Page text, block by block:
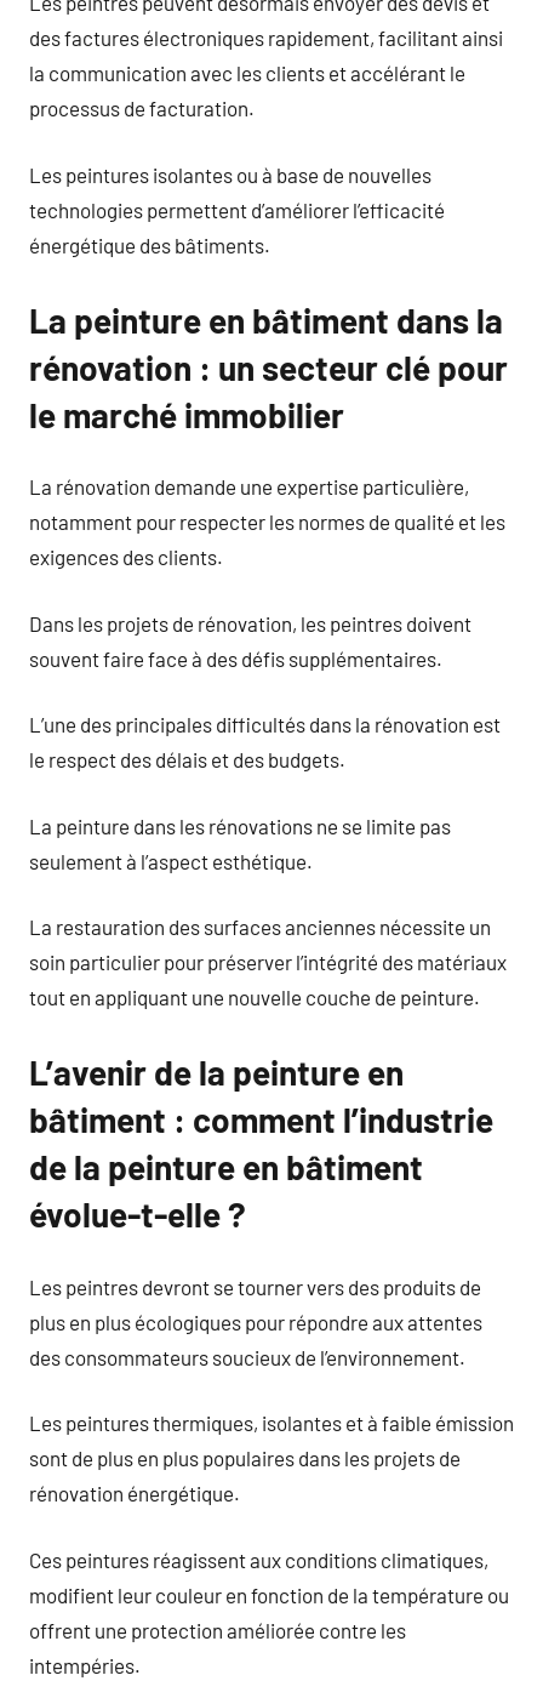
des factures électroniques rapidement, facilitant ainsi
la communication avec les clients et accélérant le
processus de facturation.
Les peintures isolantes ou à base de nouvelles
technologies permettent d’améliorer l’efficacité
énergétique des bâtiments.
La peinture en bâtiment dans la
rénovation : un secteur clé pour
le marché immobilier
La rénovation demande une expertise particulière,
notamment pour respecter les normes de qualité et les
exigences des clients.
Dans les projets de rénovation, les peintres doivent
souvent faire face à des défis supplémentaires.
L’une des principales difficultés dans la rénovation est
le respect des délais et des budgets.
La peinture dans les rénovations ne se limite pas
seulement à l’aspect esthétique.
La restauration des surfaces anciennes nécessite un
soin particulier pour préserver l’intégrité des matériaux
tout en appliquant une nouvelle couche de peinture.
L’avenir de la peinture en
bâtiment : comment l’industrie
de la peinture en bâtiment
évolue-t-elle ?
Les peintres devront se tourner vers des produits de
plus en plus écologiques pour répondre aux attentes
des consommateurs soucieux de l’environnement.
Les peintures thermiques, isolantes et à faible émission
sont de plus en plus populaires dans les projets de
rénovation énergétique.
Ces peintures réagissent aux conditions climatiques,
modifient leur couleur en fonction de la température ou
offrent une protection améliorée contre les
intempéries.